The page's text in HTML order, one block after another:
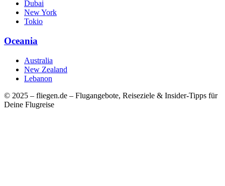
Dubai
New York
Tokio
Oceania
Australia
New Zealand
Lebanon
© 2025 – fliegen.de – Flugangebote, Reiseziele & Insider-Tipps für
Deine Flugreise